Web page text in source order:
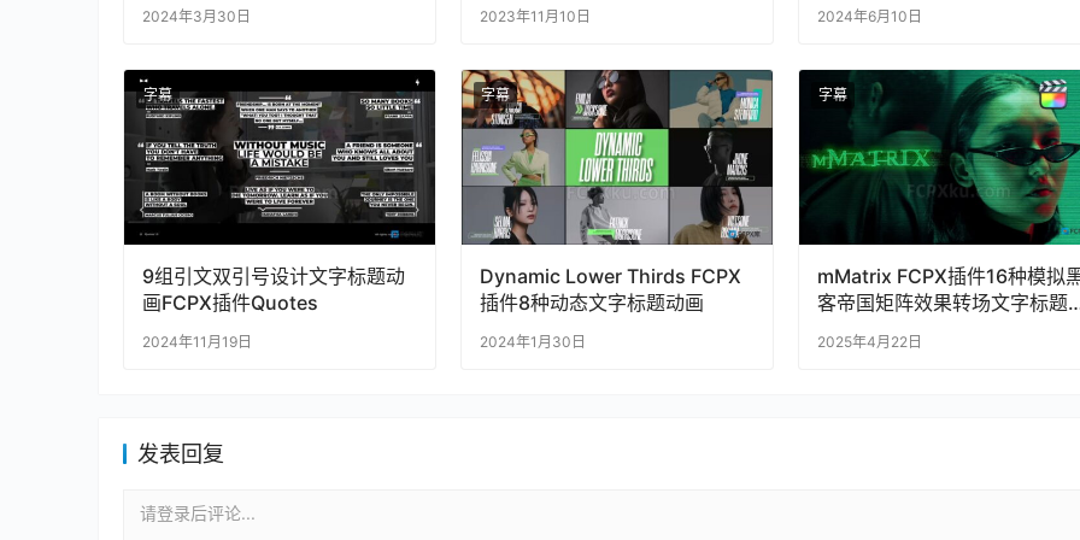
2024年3月30日 2023年11月10日 2024年6月10日
字幕
9组引文双引号设计文字标题动
画FCPX插件Quotes
2024年11月19日
字幕
Dynamic Lower Thirds FCPX
插件8种动态文字标题动画
2024年1月30日
字幕
mMatrix FCPX插件16种模拟
客帝国矩阵效果转场文字标题
效动画
2025年4月22日
发表回复
请登录后评论...